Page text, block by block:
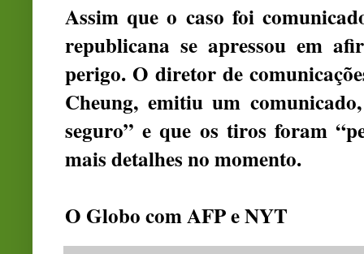
Assim que o caso foi
republicana se apressou em
perigo. O diretor de
Cheung, emitiu um
seguro” e que os tiros foram
mais detalhes no momento.
O Globo com AFP e NYT